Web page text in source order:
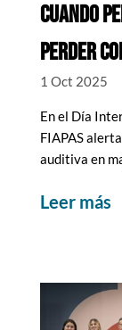
CUANDO
PERDER
1 Oct 2025
En el Día
FIAPAS
auditiva en
leer más